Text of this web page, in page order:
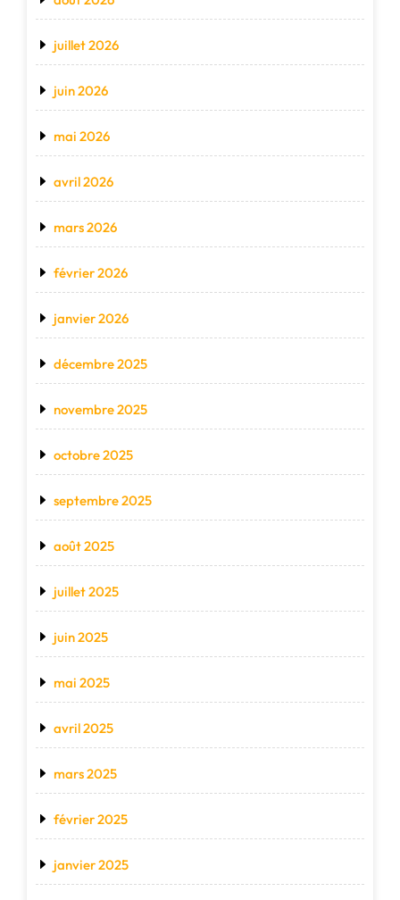
juillet 2026
juin 2026
mai 2026
avril 2026
mars 2026
février 2026
janvier 2026
décembre 2025
novembre 2025
octobre 2025
septembre 2025
août 2025
juillet 2025
juin 2025
mai 2025
avril 2025
mars 2025
février 2025
janvier 2025